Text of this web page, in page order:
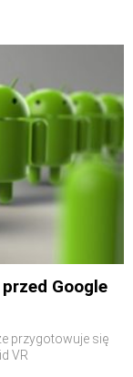
Google
przygotowuje się
VR